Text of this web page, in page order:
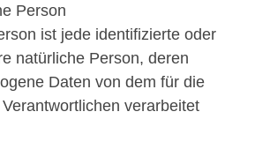
Person
ist jede identifizierte oder
natürliche Person, deren
Daten von dem für die
verarbeitet